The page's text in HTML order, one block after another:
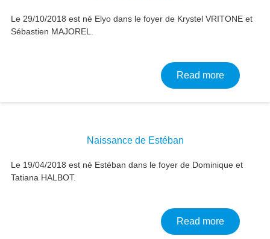
Le 29/10/2018 est né Elyo dans le foyer de Krystel VRITONE et
Sébastien MAJOREL.
Read moreabout
Naissance de Estéban
Le 19/04/2018 est né Estéban dans le foyer de Dominique et
Tatiana HALBOT.
Read moreabout